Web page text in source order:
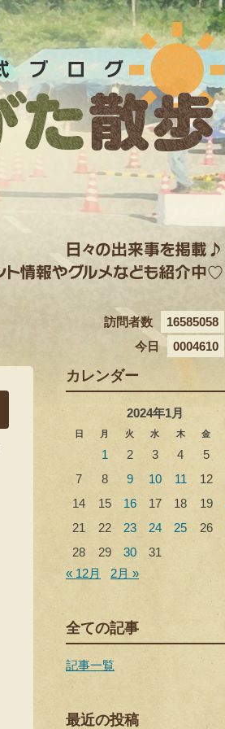
訪問者数
16585058
今日
0004610
カレンダー
2024年1月
日 月 火 水 木 金
1 2 3 4 5
7
8 9 10 11 12
14
15 16 17 18 19
21
22 23 24 25 26
28
29 30
31
« 12月
2月 »
全ての記事
記事一覧
最近の投稿